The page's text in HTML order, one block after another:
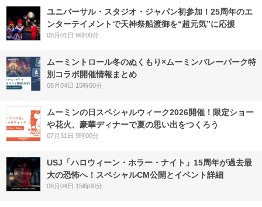
ユニバーサル・スタジオ・ジャパン初参加！25周年のエ
ンターテイメントで天神祭船渡御を“超元気”に応援
08月01日 9時00分
ムーミントロール冬のぬくもり×ムーミンバレーパーク特
別コラボ開催情報まとめ
08月04日 15時00分
ムーミンの日スペシャルウィーク2026開催！限定ショー
や花火、豪華ディナーで夏の思い出をつくろう
07月31日 9時00分
USJ「ハロウィーン・ホラー・ナイト」15周年が過去最
大の恐怖へ！スペシャルCM公開とイベント詳細
08月04日 15時00分